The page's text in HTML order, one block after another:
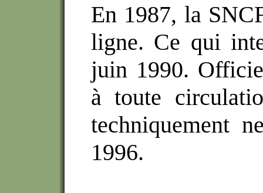
En 1987, la
ligne. Ce qui
juin 1990.
à toute
techniquement
1996.